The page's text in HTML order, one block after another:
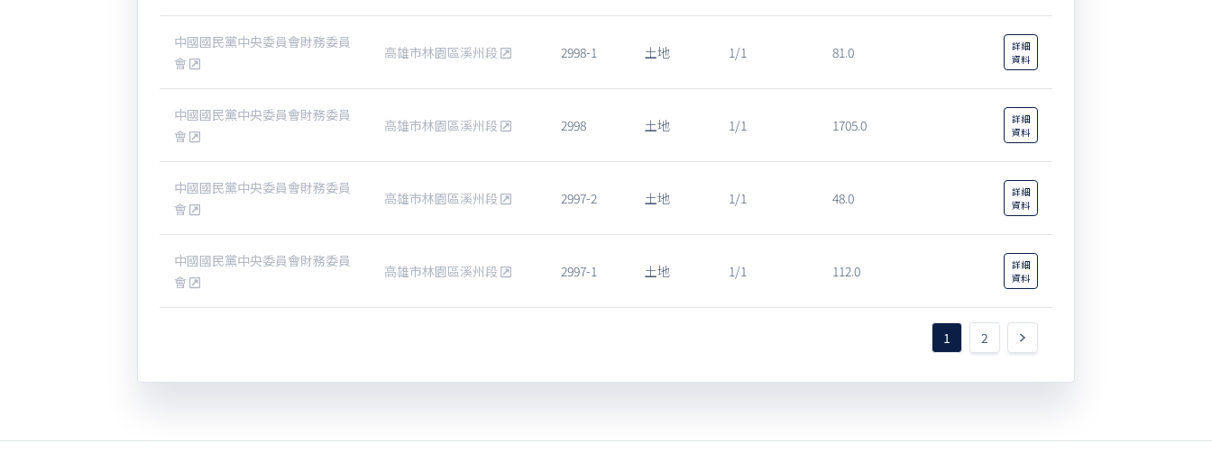
中國國民黨中央委員會財務委員
會
高雄市林園區溪州段 2998-1 土地 1/1 81.0
詳細
資料
中國國民黨中央委員會財務委員
會
高雄市林園區溪州段 2998 土地 1/1 1705.0
詳細
資料
中國國民黨中央委員會財務委員
會
高雄市林園區溪州段 2997-2 土地 1/1 48.0
詳細
資料
中國國民黨中央委員會財務委員
會
高雄市林園區溪州段 2997-1 土地 1/1 112.0
詳細
資料
1 2